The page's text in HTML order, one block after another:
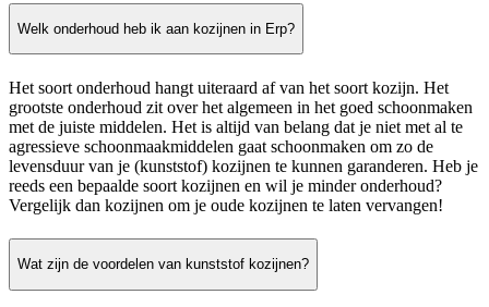
Welk onderhoud heb ik aan kozijnen in Erp?
Het soort onderhoud hangt uiteraard af van het soort kozijn. Het
grootste onderhoud zit over het algemeen in het goed schoonmaken
met de juiste middelen. Het is altijd van belang dat je niet met al te
agressieve schoonmaakmiddelen gaat schoonmaken om zo de
levensduur van je (kunststof) kozijnen te kunnen garanderen. Heb je
reeds een bepaalde soort kozijnen en wil je minder onderhoud?
Vergelijk dan kozijnen om je oude kozijnen te laten vervangen!
Wat zijn de voordelen van kunststof kozijnen?